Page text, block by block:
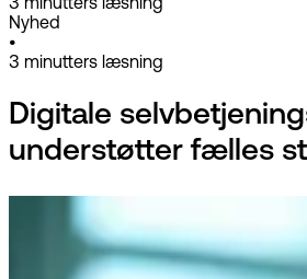
3 minutters læsning
Nyhed
•
3 minutters læsning
Digitale
understøtter fælles